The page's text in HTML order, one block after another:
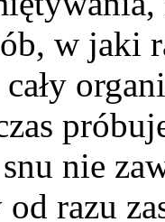
w jaki
cały
nie
razu